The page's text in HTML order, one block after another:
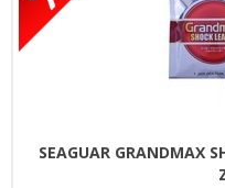
SEAGUAR GRANDMAX